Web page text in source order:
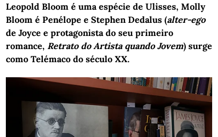
Leopold Bloom é uma espécie de Ulisses, Molly
Bloom é Penélope e Stephen Dedalus (alter-ego
de Joyce e protagonista do seu primeiro
romance, Retrato do Artista quando Jovem) surge
como Telémaco do século XX.